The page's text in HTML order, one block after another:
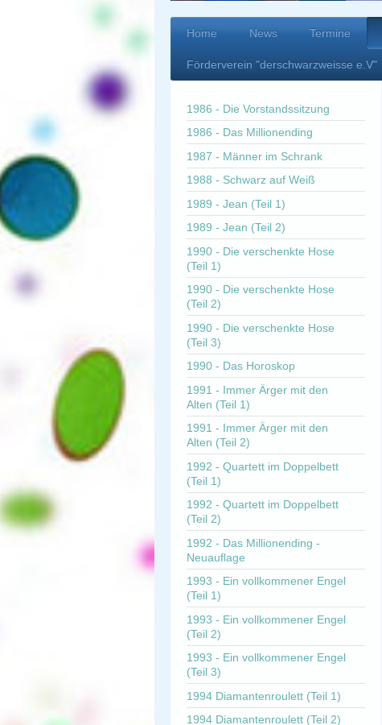
Home News Termine
Förderverein "derschwarzweisse e.V"
1986 - Die Vorstandssitzung
1986 - Das Millionending
1987 - Männer im Schrank
1988 - Schwarz auf Weiß
1989 - Jean (Teil 1)
1989 - Jean (Teil 2)
1990 - Die verschenkte Hose
(Teil 1)
1990 - Die verschenkte Hose
(Teil 2)
1990 - Die verschenkte Hose
(Teil 3)
1990 - Das Horoskop
1991 - Immer Ärger mit den
Alten (Teil 1)
1991 - Immer Ärger mit den
Alten (Teil 2)
1992 - Quartett im Doppelbett
(Teil 1)
1992 - Quartett im Doppelbett
(Teil 2)
1992 - Das Millionending -
Neuauflage
1993 - Ein vollkommener Engel
(Teil 1)
1993 - Ein vollkommener Engel
(Teil 2)
1993 - Ein vollkommener Engel
(Teil 3)
1994 Diamantenroulett (Teil 1)
1994 Diamantenroulett (Teil 2)